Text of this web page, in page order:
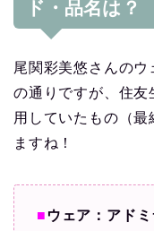
ド・品名は？
尾関彩美悠さんの
の通りですが、住友
用していたもの（最
ますね！
■ ウェア：アド